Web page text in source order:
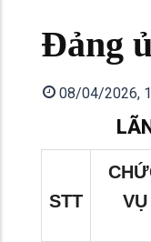
Đảng
08/04/2026,
STT
VỤ